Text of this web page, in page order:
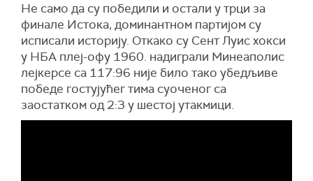
Не само да су победили и остали у трци за
финале Истока, доминантном партијом су
исписали историју. Откако су Сент Луис хокси
у НБА плеј-офу 1960. надиграли Минеаполис
лејкерсе са 117:96 није било тако убедљиве
победе гостујућег тима суоченог са
заостатком од 2:3 у шестој утакмици.